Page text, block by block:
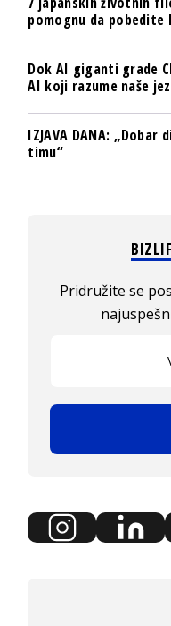
pomognu da
Dok AI giganti grade
AI koji razume naše
IZJAVA DANA:
timu“
Pridružite se